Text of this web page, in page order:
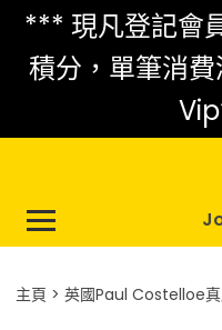
*** 現凡登記會
積分，單筆消
主頁 英國Paul Costelloe